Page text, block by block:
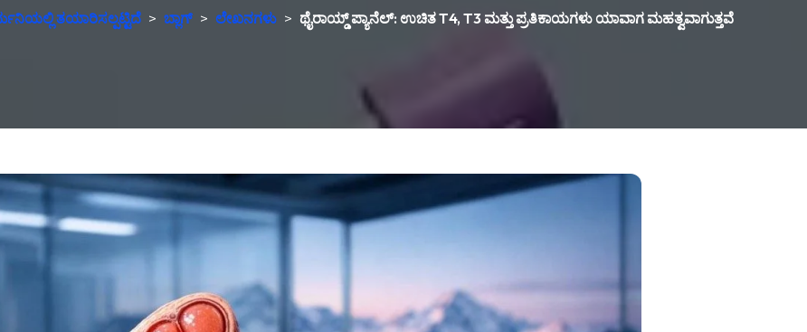
ತಯಾರಿಸಲ್ಪಟ್ಟಿದೆ > ಬ್ಲಾಗ್ > ಲೇಖನಗಳು > ಥೈರಾಯ್ಡ್ ಪ್ಯಾನೆಲ್: ಉಚಿತ T4, T3 ಮತ್ತು ಪ್ರತಿಕಾಯಗಳು ಯಾವಾಗ ಮಹತ್ವವಾಗುತ್ತವೆ